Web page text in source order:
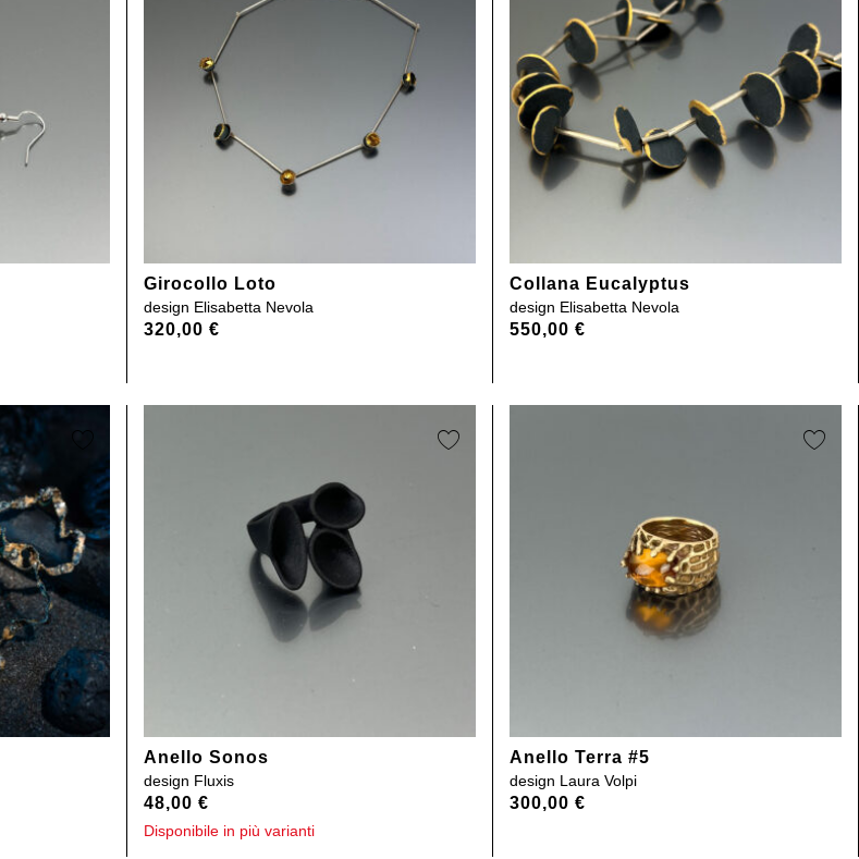
Girocollo Loto
design Elisabetta Nevola
320,00 €
Collana Eucalyptus
design Elisabetta Nevola
550,00 €
Anello Sonos
design Fluxis
48,00 €
Disponibile in più varianti
Anello Terra #5
design Laura Volpi
300,00 €